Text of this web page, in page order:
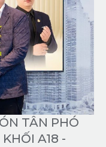
TÂN PHÓ
A18 -